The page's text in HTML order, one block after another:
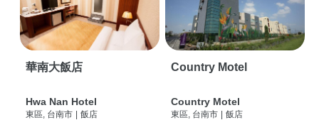
華南大飯店
Hwa Nan Hotel
東區, 台南市 | 飯店
Country Motel
Country Motel
東區, 台南市 | 飯店